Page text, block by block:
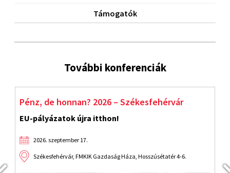
Támogatók
További konferenciák
Pénz, de honnan? 2026 – Székesfehérvár
EU-pályázatok újra itthon!
2026. szeptember 17.
Székesfehérvár, FMKIK Gazdaság Háza, Hosszúsétatér 4-6.